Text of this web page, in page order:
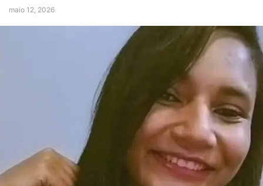
maio 12, 2026